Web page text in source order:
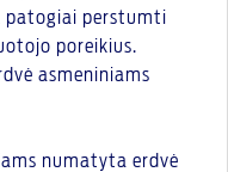
patogiai perstumti
poreikius.
asmeniniams
numatyta erdvė